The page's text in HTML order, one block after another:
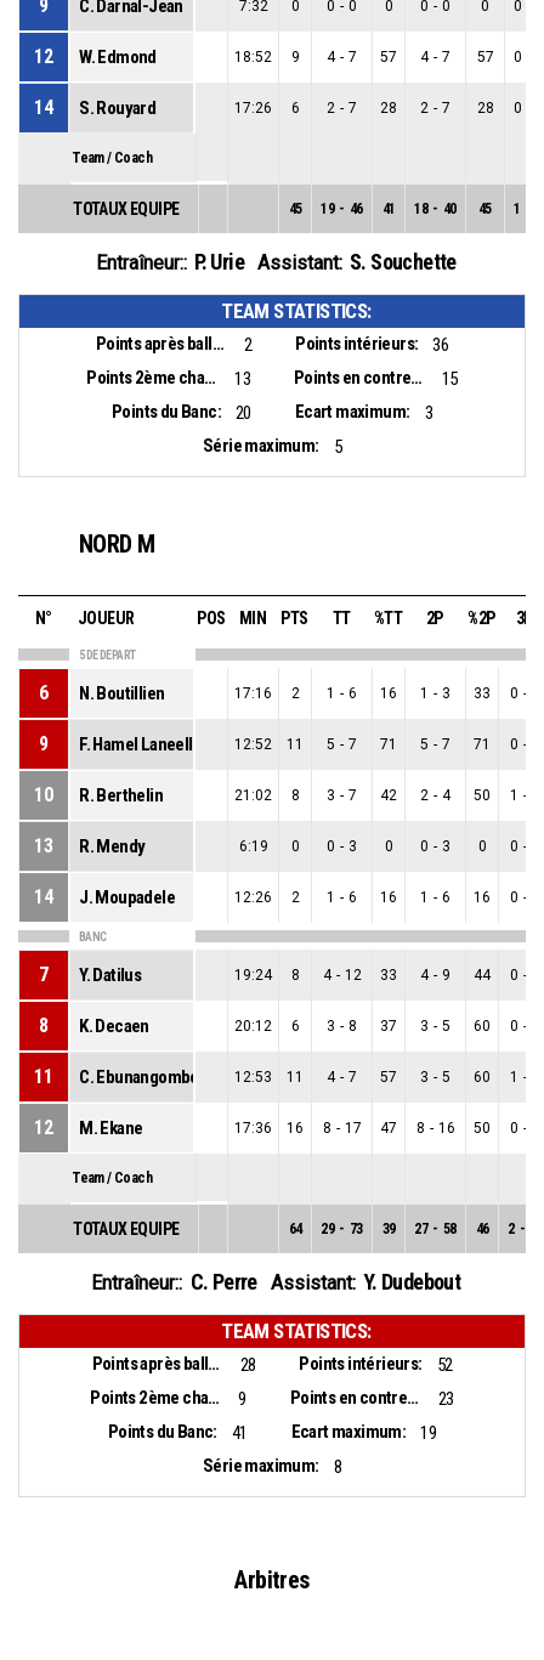
9 C. Darnal-Jean 7:32 0 0 - 0 0 0 - 0 0 0
12 W. Edmond 18:52 9 4 - 7 57 4 - 7 57 0
14 S. Rouyard 17:26 6 2 - 7 28 2 - 7 28 0
Team / Coach
TOTAUX EQUIPE 45 19 - 46 41 18 - 40 45 1
Entraîneur:: P. Urie Assistant: S. Souchette
TEAM STATISTICS:
Points après balles perdues: 2 Points intérieurs:
36
Points 2ème chance:
13 Points en contre-attaque:
15
Points du Banc:
20 Ecart maximum:
3
Série maximum:
5
NORD M
N° JOUEUR POS MIN PTS TT %TT 2P %2P 3P
5 DE DEPART
6 N. Boutillien 17:16 2 1 - 6 16 1 - 3 33 0 -
9 F. Hamel Laneelle 12:52 11 5 - 7 71 5 - 7 71 0 -
10 R. Berthelin 21:02 8 3 - 7 42 2 - 4 50 1 -
13 R. Mendy 6:19 0 0 - 3 0 0 - 3 0 0 -
14 J. Moupadele 12:26 2 1 - 6 16 1 - 6 16 0 -
BANC
7 Y. Datilus 19:24 8 4 - 12 33 4 - 9 44 0 -
8 K. Decaen 20:12 6 3 - 8 37 3 - 5 60 0 -
11 C. Ebunangombe 12:53 11 4 - 7 57 3 - 5 60 1 -
12 M. Ekane 17:36 16 8 - 17 47 8 - 16 50 0 -
Team / Coach
TOTAUX EQUIPE 64 29 - 73 39 27 - 58 46 2 -
Entraîneur:: C. Perre Assistant: Y. Dudebout
TEAM STATISTICS:
Points après balles perdues: 28 Points intérieurs:
52
Points 2ème chance:
9 Points en contre-attaque:
23
Points du Banc:
41 Ecart maximum:
19
Série maximum:
8
Arbitres